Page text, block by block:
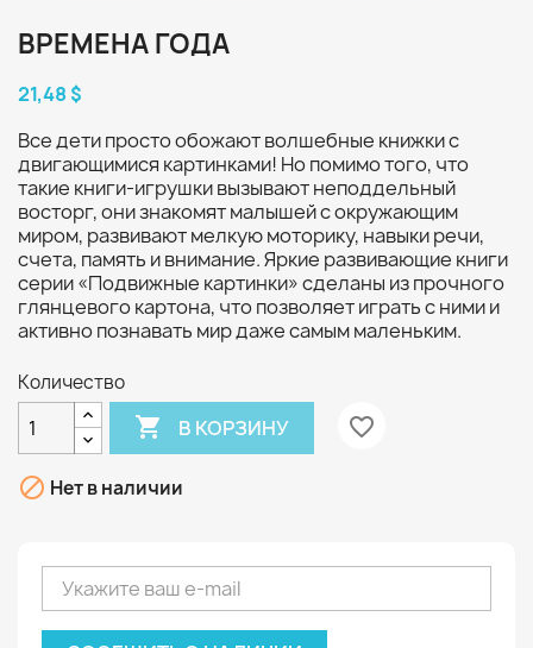
ВРЕМЕНА ГОДА
21,48 $
Все дети просто обожают волшебные книжки с
двигающимися картинками! Но помимо того, что
такие книги-игрушки вызывают неподдельный
восторг, они знакомят малышей с окружающим
миром, развивают мелкую моторику, навыки речи,
счета, память и внимание. Яркие развивающие книги
серии «Подвижные картинки» сделаны из прочного
глянцевого картона, что позволяет играть с ними и
активно познавать мир даже самым маленьким.
Количество
 В КОРЗИНУ favorite_border
 Нет в наличии